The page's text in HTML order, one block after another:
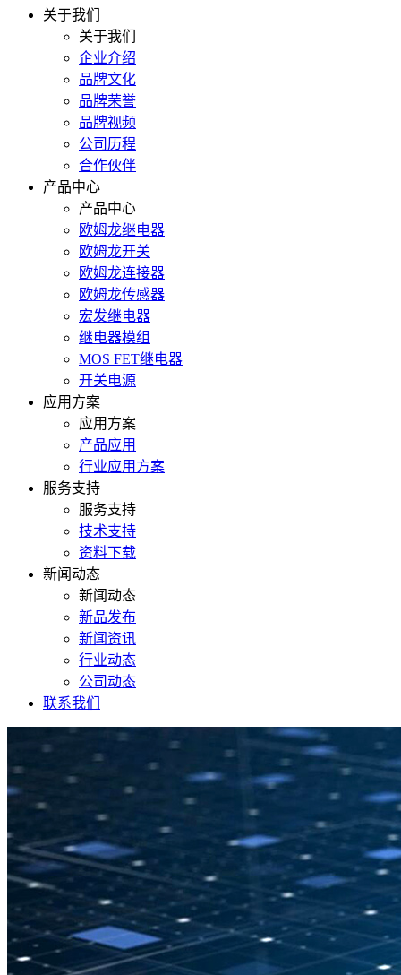
关于我们
关于我们
企业介绍
品牌文化
品牌荣誉
品牌视频
公司历程
合作伙伴
产品中心
产品中心
欧姆龙继电器
欧姆龙开关
欧姆龙连接器
欧姆龙传感器
宏发继电器
继电器模组
MOS FET继电器
开关电源
应用方案
应用方案
产品应用
行业应用方案
服务支持
服务支持
技术支持
资料下载
新闻动态
新闻动态
新品发布
新闻资讯
行业动态
公司动态
联系我们